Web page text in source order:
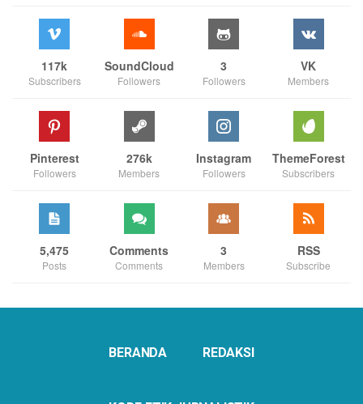
117k
Subscribers
SoundCloud
Followers
3
Followers
VK
Members
Pinterest
Followers
276k
Members
Instagram
Followers
ThemeForest
Subscribers
5,475
Posts
Comments
Comments
3
Members
RSS
Subscribe
BERANDA REDAKSI